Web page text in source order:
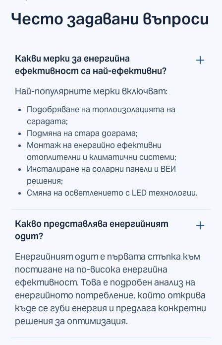
Често задавани въпроси
Какви мерки за енергийна
ефективност са най-ефективни?
Най-популярните мерки включват:
Подобряване на топлоизолацията на
сградата;
Подмяна на стара дограма;
Монтаж на енергийно ефективни
отоплителни и климатични системи;
Инсталиране на соларни панели и ВЕИ
решения;
Смяна на осветлението с LED технологии.
Какво представлява енергийният
одит?
Енергийният одит е първата стъпка към
постигане на по-висока енергийна
ефективност. Това е подробен анализ на
енергийното потребление, който открива
къде се губи енергия и предлага конкретни
решения за оптимизация.